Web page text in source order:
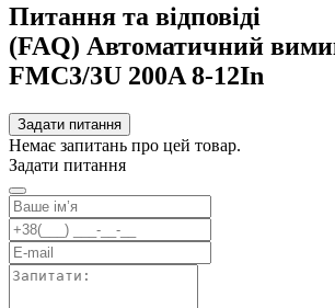
Питання та відповіді
(FAQ) Автоматичний
FMC3/3U 200A 8-12In
Задати питання
Немає запитань про цей товар.
Задати питання